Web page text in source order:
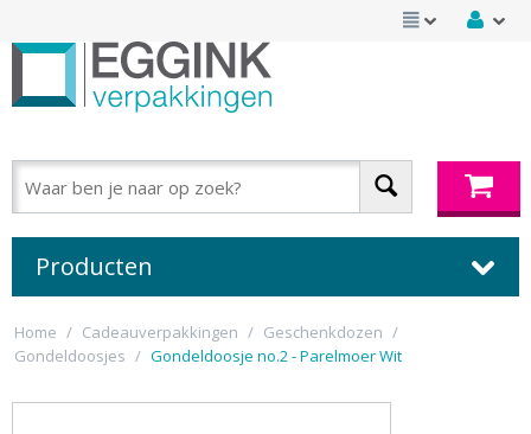
Producten
Home / Cadeauverpakkingen / Geschenkdozen /
Gondeldoosjes / Gondeldoosje no.2 - Parelmoer Wit